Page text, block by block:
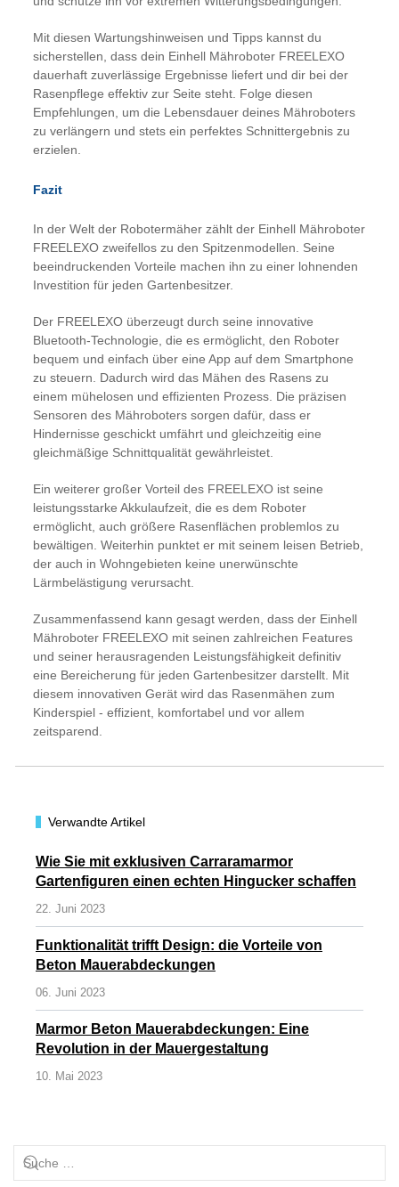
Mit diesen Wartungshinweisen und Tipps kannst du
sicherstellen, dass dein Einhell Mähroboter FREELEXO
dauerhaft zuverlässige Ergebnisse liefert und dir bei der
Rasenpflege effektiv zur Seite steht. Folge diesen
Empfehlungen, um die Lebensdauer deines Mähroboters
zu verlängern und stets ein perfektes Schnittergebnis zu
erzielen.
Fazit
In der Welt der Robotermäher zählt der Einhell Mähroboter
FREELEXO zweifellos zu den Spitzenmodellen. Seine
beeindruckenden Vorteile machen ihn zu einer lohnenden
Investition für jeden Gartenbesitzer.
Der FREELEXO überzeugt durch seine innovative
Bluetooth-Technologie, die es ermöglicht, den Roboter
bequem und einfach über eine App auf dem Smartphone
zu steuern. Dadurch wird das Mähen des Rasens zu
einem mühelosen und effizienten Prozess. Die präzisen
Sensoren des Mähroboters sorgen dafür, dass er
Hindernisse geschickt umfährt und gleichzeitig eine
gleichmäßige Schnittqualität gewährleistet.
Ein weiterer großer Vorteil des FREELEXO ist seine
leistungsstarke Akkulaufzeit, die es dem Roboter
ermöglicht, auch größere Rasenflächen problemlos zu
bewältigen. Weiterhin punktet er mit seinem leisen Betrieb,
der auch in Wohngebieten keine unerwünschte
Lärmbelästigung verursacht.
Zusammenfassend kann gesagt werden, dass der Einhell
Mähroboter FREELEXO mit seinen zahlreichen Features
und seiner herausragenden Leistungsfähigkeit definitiv
eine Bereicherung für jeden Gartenbesitzer darstellt. Mit
diesem innovativen Gerät wird das Rasenmähen zum
Kinderspiel - effizient, komfortabel und vor allem
zeitsparend.
Verwandte Artikel
Wie Sie mit exklusiven Carraramarmor
Gartenfiguren einen echten Hingucker schaffen
22. Juni 2023
Funktionalität trifft Design: die Vorteile von
Beton Mauerabdeckungen
06. Juni 2023
Marmor Beton Mauerabdeckungen: Eine
Revolution in der Mauergestaltung
10. Mai 2023